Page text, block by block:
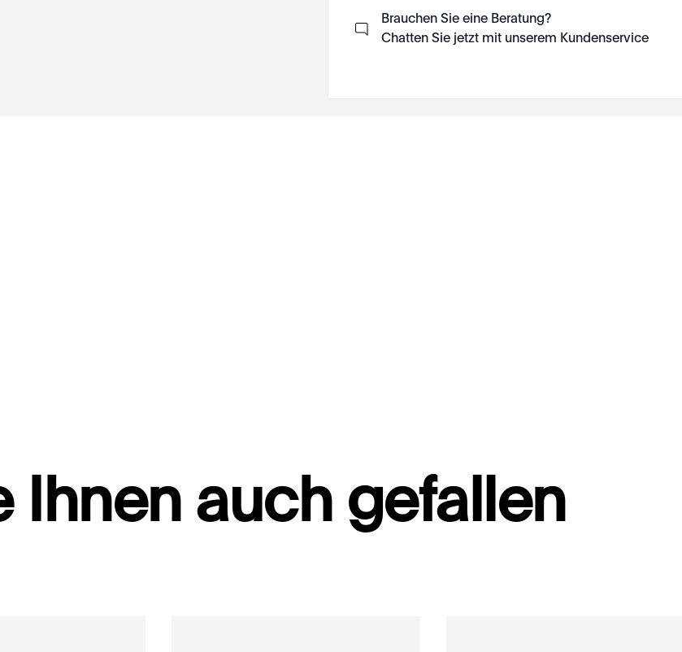
Brauchen Sie eine Beratung?
Chatten Sie jetzt mit unserem Kundenservice
Ihnen auch gefallen